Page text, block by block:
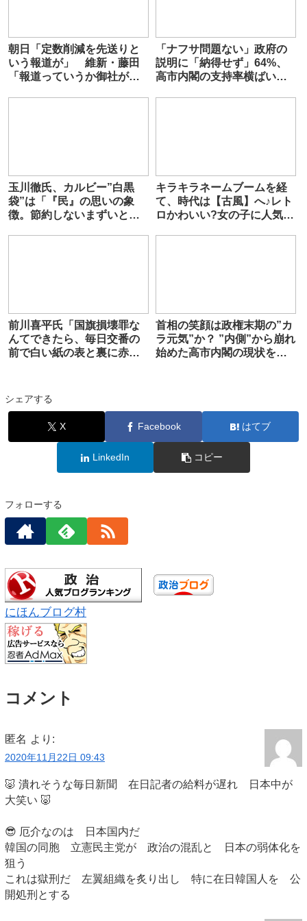
朝日「定数削減を先送りと
いう報道が」 維新・藤田
「報道っていうか御社が書
「ナフサ問題ない」政府の
説明に「納得せず」64%、
高市内閣の支持率横ばい…
玉川徹氏、カルビー”白黒
袋”は「『民』の思いの象
徴。節約しないまずいと思
キラキラネームブームを経
て、時代は【古風】へ♪レト
ロかわいい?女の子に人気の
前川喜平氏「国旗損壊罪な
んてできたら、毎日交番の
前で白い紙の表と裏に赤い
首相の笑顔は政権末期の”カ
ラ元気”か？ ”内側”から崩れ
始めた高市内閣の現状を浮
シェアする
X Facebook はてブ
LinkedIn コピー
フォローする
にほんブログ村
コメント
匿名 より:
2020年11月22日 09:43
🐷 潰れそうな毎日新聞 在日記者の給料が遅れ 日本中が
大笑い 🐷
😎 厄介なのは 日本国内だ
韓国の同胞 立憲民主党が 政治の混乱と 日本の弱体化を
狙う
これは獄刑だ 左翼組織を炙り出し 特に在日韓国人を 公
開処刑とする